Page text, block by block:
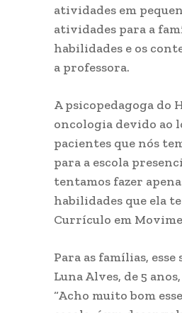
atividades em
atividades para a
habilidades e os
a professora.
A psicopedagoga do
oncologia devido ao
pacientes que nós
para a escola
tentamos fazer
habilidades que ela
Currículo em
Para as famílias,
Luna Alves, de 5
“Acho muito bom